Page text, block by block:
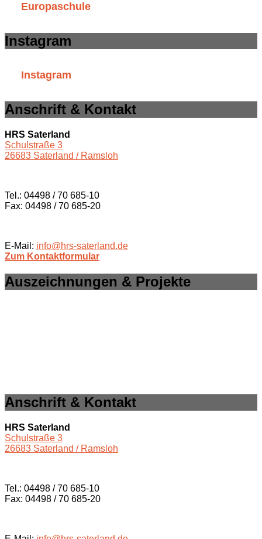
Europaschule
Instagram
Instagram
Anschrift & Kontakt
HRS Saterland
Schulstraße 3
26683 Saterland / Ramsloh
Tel.: 04498 / 70 685-10
Fax: 04498 / 70 685-20
E-Mail: info@hrs-saterland.de
Zum Kontaktformular
Auszeichnungen & Projekte
Anschrift & Kontakt
HRS Saterland
Schulstraße 3
26683 Saterland / Ramsloh
Tel.: 04498 / 70 685-10
Fax: 04498 / 70 685-20